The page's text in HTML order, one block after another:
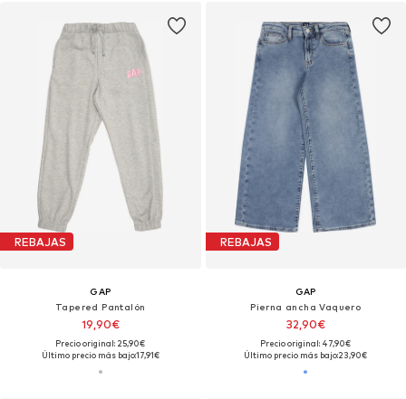
REBAJAS
GAP
Tapered Pantalón
19,90€
Precio original: 25,90€
Último precio más bajo:17,91€
REBAJAS
GAP
Pierna ancha Vaquero
32,90€
Precio original: 47,90€
Último precio más bajo:23,90€